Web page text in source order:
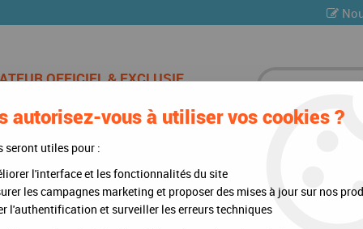
DE CHAMPAGNE
>Mises à jour annuelles >Mises à jour 2018 Jeu Luxe Nations Unies
autorisez-vous à utiliser vos cookies ?
seront utiles pour :
l'interface et les fonctionnalités du site
les campagnes marketing et proposer des mises à jour sur nos
l'authentification et surveiller les erreurs techniques